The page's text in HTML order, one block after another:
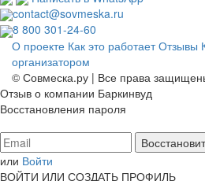
contact@sovmeska.ru
8 800 301-24-60
О проекте Как это работает Отзывы
организатором
© Совмеска.ру | Все права
Отзыв о компании Баркинвуд
Восстановления пароля
или Войти
ВОЙТИ ИЛИ СОЗДАТЬ ПРОФИЛЬ